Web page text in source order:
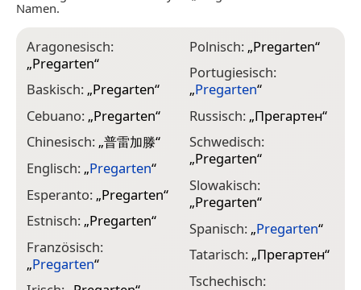
Namen.
Aragonesisch:
„Pregarten“
Baskisch: „Pregarten“
Cebuano: „Pregarten“
Chinesisch: „普雷加滕“
Englisch: „Pregarten“
Esperanto: „Pregarten“
Estnisch: „Pregarten“
Französisch:
„Pregarten“
Polnisch: „Pregarten“
Portugiesisch:
„Pregarten“
Russisch: „Прегартен“
Schwedisch:
„Pregarten“
Slowakisch:
„Pregarten“
Spanisch: „Pregarten“
Tatarisch: „Прегартен“
Tschechisch: